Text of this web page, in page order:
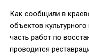
Как сообщили в
объектов
часть работ по
проводится